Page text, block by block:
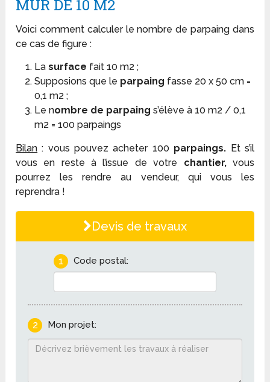
MUR DE 10 M2
Voici comment calculer le nombre de parpaing dans
ce cas de figure :
La surface fait 10 m2 ;
Supposions que le parpaing fasse 20 x 50 cm =
0,1 m2 ;
Le nombre de parpaing s’élève à 10 m2 / 0,1
m2 = 100 parpaings
Bilan : vous pouvez acheter 100 parpaings. Et s’il
vous en reste à l’issue de votre chantier,vous
pourrez les rendre au vendeur, qui vous les
reprendra !
Devis de travaux
1 Code postal:
2 Mon projet: